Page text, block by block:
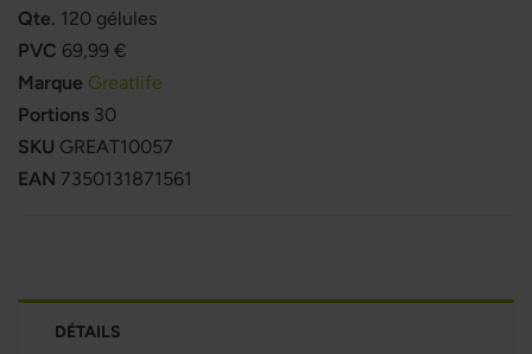
Qte. 120 gélules
PVC 69,99 €
Marque Greatlife
Portions 30
SKU GREAT10057
EAN 7350131871561
DÉTAILS